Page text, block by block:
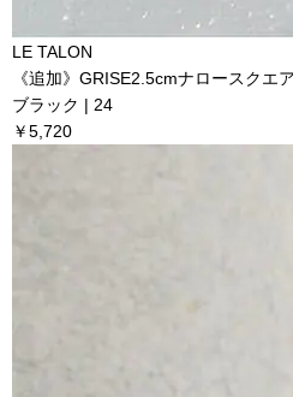
LE TALON
《追加》GRISE2.5cmナロースクエ
ブラック | 24
￥5,720